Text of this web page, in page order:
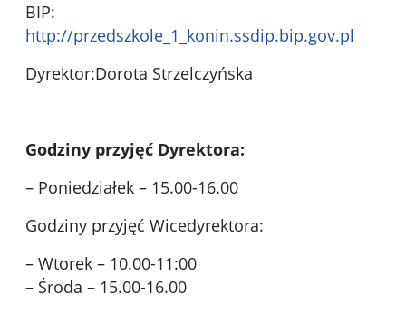
BIP:
http://przedszkole_1_konin.ssdip.bip.gov.pl
Dyrektor:Dorota Strzelczyńska
Godziny przyjęć Dyrektora:
– Poniedziałek – 15.00-16.00
Godziny przyjęć Wicedyrektora:
– Wtorek – 10.00-11:00
– Środa – 15.00-16.00